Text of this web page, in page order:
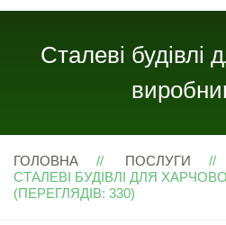
Сталеві будівлі
ГОЛОВНА ПОСЛУГИ
СТАЛЕВІ БУДІВЛІ ДЛЯ
(ПЕРЕГЛЯДІВ: 330)